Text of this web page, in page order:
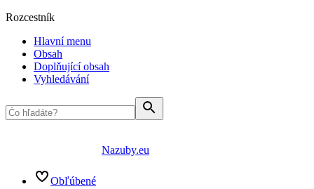
Rozcestník
Hlavní menu
Obsah
Doplňující obsah
Vyhledávání
Nazuby.eu
Obľúbené